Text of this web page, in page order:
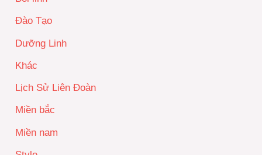
Đào Tạo
Dưỡng Linh
Khác
Lịch Sử Liên Đoàn
Miền bắc
Miền nam